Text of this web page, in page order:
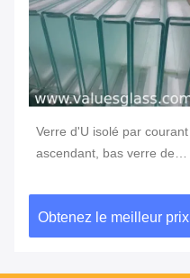
Verre d'U isolé par courant
ascendant, bas verre de
extérieure de mur de verre
Obtenez le meilleur prix